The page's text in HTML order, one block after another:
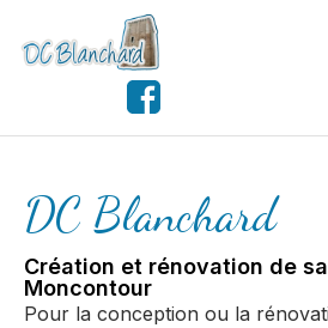
DC Blanchard
Création et rénovation de
Moncontour
Pour la conception ou la